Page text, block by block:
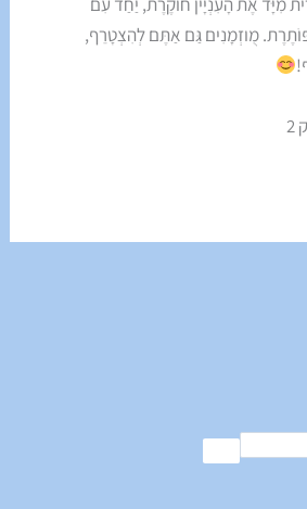
מֻוזְמָנִים גַּם אַתֶּם לְהִצְטָרֵף,
2